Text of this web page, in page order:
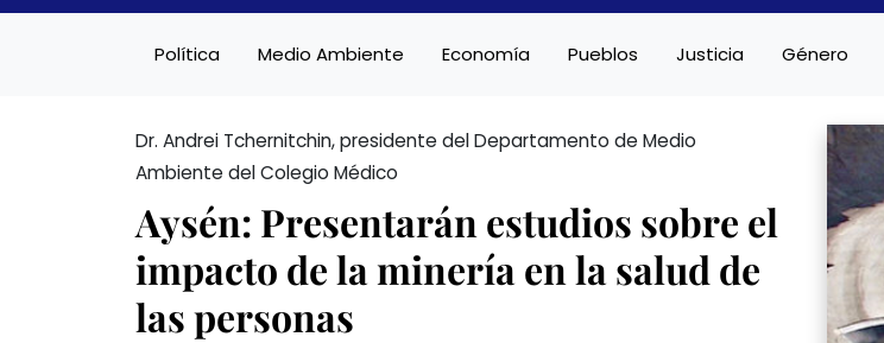
Política Medio Ambiente Economía Pueblos Justicia Género
Dr. Andrei Tchernitchin, presidente del Departamento de Medio
Ambiente del Colegio Médico
Aysén: Presentarán estudios sobre el
impacto de la minería en la salud de
las personas